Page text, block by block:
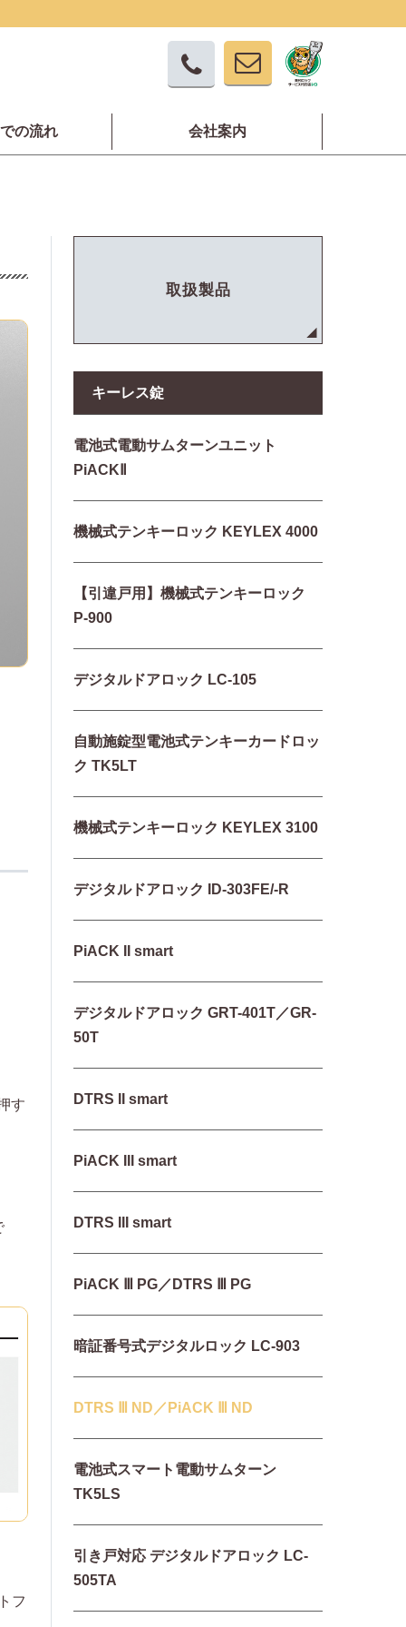
の流れ 会社案内
す
フ
取扱製品
キーレス錠
電池式電動サムターンユニット
PiACKⅡ
機械式テンキーロック KEYLEX 4000
【引違戸用】機械式テンキーロック
P-900
デジタルドアロック LC-105
自動施錠型電池式テンキーカードロッ
ク TK5LT
機械式テンキーロック KEYLEX 3100
デジタルドアロック ID-303FE/-R
PiACK II smart
デジタルドアロック GRT-401T／GR-
50T
DTRS II smart
PiACK III smart
DTRS III smart
PiACK Ⅲ PG／DTRS Ⅲ PG
暗証番号式デジタルロック LC-903
DTRS Ⅲ ND／PiACK Ⅲ ND
電池式スマート電動サムターン
TK5LS
引き戸対応 デジタルドアロック LC-
505TA